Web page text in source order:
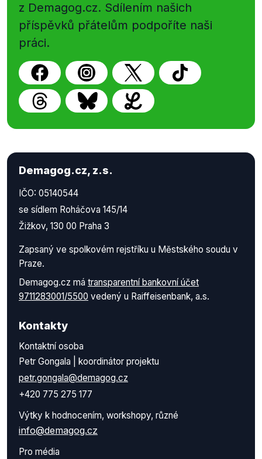
z Demagog.cz. Sdílením našich
příspěvků přátelům podpoříte naši
práci.
Demagog.cz, z.s.
IČO: 05140544
se sídlem Roháčova 145/14
Žižkov, 130 00 Praha 3
Zapsaný ve spolkovém rejstříku u Městského soudu v
Praze.
Demagog.cz má transparentní bankovní účet
9711283001/5500 vedený u Raiffeisenbank, a.s.
Kontakty
Kontaktní osoba
Petr Gongala | koordinátor projektu
petr.gongala@demagog.cz
+420 775 275 177
Výtky k hodnocením, workshopy, různé
info@demagog.cz
Pro média